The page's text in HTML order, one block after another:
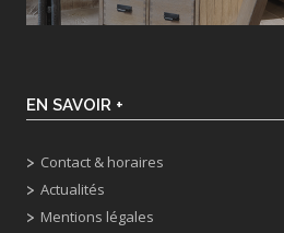
EN SAVOIR +
Contact & horaires
Actualités
Mentions légales